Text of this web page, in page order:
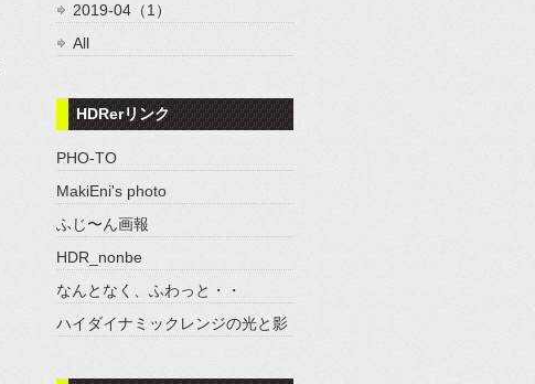
2019-04（1）
All
HDRerリンク
PHO-TO
MakiEni's photo
ふじ〜ん画報
HDR_nonbe
なんとなく、ふわっと・・
ハイダイナミックレンジの光と影